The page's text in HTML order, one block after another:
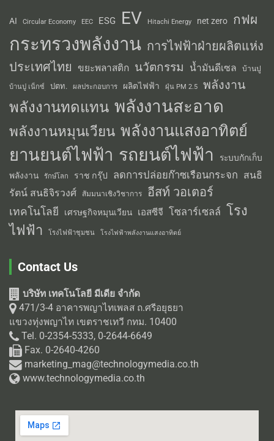
AI Circular Economy EEC ESG EV Hitachi Energy net zero กฟผ
กระทรวงพลังงาน การไฟฟ้าฝ่ายผลิตแห่ง
ประเทศไทย
ขยะพลาสติก นวัตกรรม น้ำมันดีเซล บ้านปู
บ้านปู เน็กซ์ ปตท. ผลประกอบการ ผลิตไฟฟ้า ฝุ่น PM 2.5 พลังงาน
พลังงานทดแทน พลังงานสะอาด
พลังงานหมุนเวียน พลังงานแสงอาทิตย์
ยานยนต์ไฟฟ้า รถยนต์ไฟฟ้า
ระบบกักเก็บ
พลังงาน
รักษ์โลก ราช กรุ๊ป ลดการปล่อยก๊าซเรือนกระจก สนธิ
รัตน์ สนธิจิรวงศ์
สัมมนาเชิงวิชาการ อีสท์ วอเตอร์
เทคโนโลยี เศรษฐกิจหมุนเวียน เอสซีจี โซลาร์เซลล์ โรง
ไฟฟ้า
โรงไฟฟ้าชุมชน โรงไฟฟ้าพลังงานแสงอาทิตย์
Contact Us
บริษัท เทคโนโลยี มีเดีย จำกัด
471/3-4 อาคารพญาไทเพลส ถ.ศรีอยุธยา
แขวงทุ่งพญาไท เขตราชเทวี กทม. 10400
Tel. 0-2354-5333, 0-2644-6649
Fax. 0-2640-4260
marketing_mag@technologymedia.co.th
www.technologymedia.co.th